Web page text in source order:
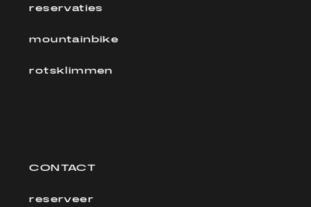
reservaties
mountainbike
rotsklimmen
CONTACT
reserveer